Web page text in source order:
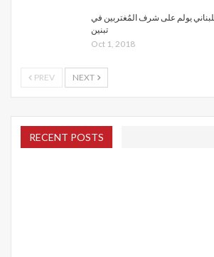
يولم على شرف المُغتربين في
تبنين
Oct 1, 2018
PREV NEXT
RECENT POSTS